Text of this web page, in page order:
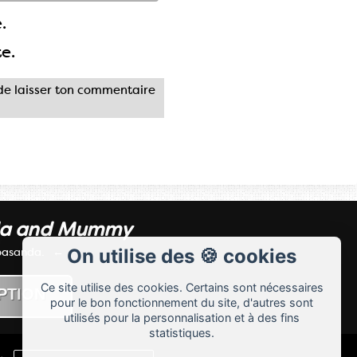
laisser ton commentaire
On utilise des 🍪 cookies
Ce site utilise des cookies. Certains sont nécessaires
pour le bon fonctionnement du site, d'autres sont
utilisés pour la personnalisation et à des fins
statistiques.
and Mummy